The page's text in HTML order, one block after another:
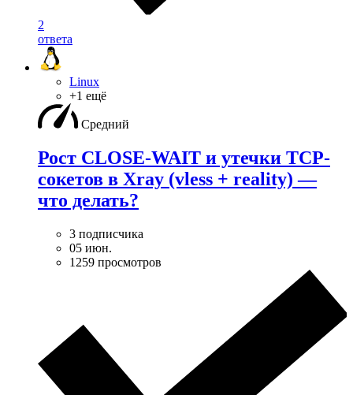
2
ответа
Linux
+1 ещё
Средний
Рост CLOSE-WAIT и утечки TCP-
сокетов в Xray (vless + reality) —
что делать?
3 подписчика
05 июн.
1259 просмотров